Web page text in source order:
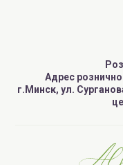
Адрес
г.Минск, ул.